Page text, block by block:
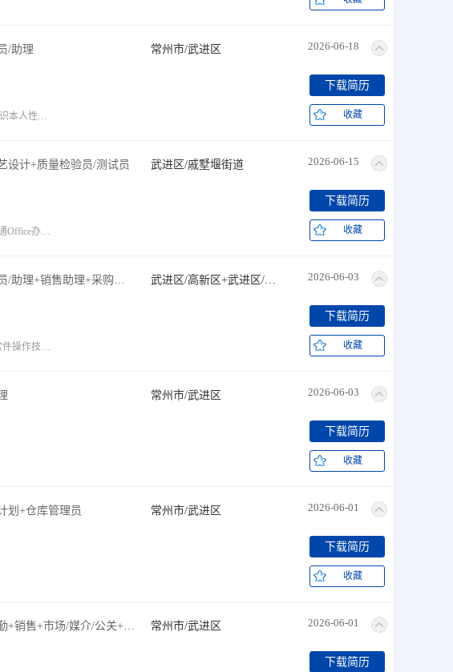
/助理 常州市/武进区 2026-06-18
我评价旅游管理专业毕业生 ，扎实掌握酒店类以及旅游类的相关知识本人性格开朗，积极向上。在学习方面，勤奋努力，生活中，热情助人，拥有良好的生活习惯和人际关系。相信在以后的工作中能做的很好
下载简历
收藏
设计+质量检验员/测试员 武进区/戚墅堰街道 2026-06-15
熟悉IQC/FQC质检流程与AQL标准，能独立操作精密检测仪器，精通Office办公软件，擅长数据处理、报告编制与文档归档；专业基础扎实，持有电工证、英语四级，工作严谨负责，沟通执行力良好。
下载简历
收藏
文员+行政专员/助理+销售助理+采购员+资料员 武进区/高新区+武进区/前黄镇+常州市/武进区 2026-06-03
• 作为工程造价专业学生，本人通过系统学习与实践，掌握扎实的软件操作技能与图纸解读能力，能够独立完成工程量核算与成本分析任务。在学习过程中，培养了缜密的逻辑思维，擅长从复杂数据中梳理关键信息，为项目成本模拟分析提供有效支撑。同时，积极参与小组作业与实践活动，锻炼出良好的沟通协调能力，可在团队协作中高效配合，助力任务优质完成。
下载简历
收藏
常州市/武进区 2026-06-03
下载简历
收藏
划+仓库管理员 常州市/武进区 2026-06-01
下载简历
收藏
人事/行政/后勤+销售+市场/媒介/公关+普工/技工+计算机/互联网/通信 常州市/武进区 2026-06-01
下载简历